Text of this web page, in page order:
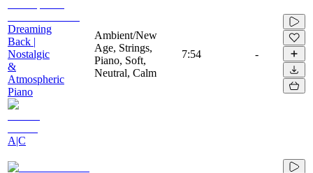
Dreaming
Back |
Nostalgic
&
Atmospheric
Piano
A|C
Ambient/New
Age, Strings,
Piano, Soft,
Neutral, Calm
7:54 -